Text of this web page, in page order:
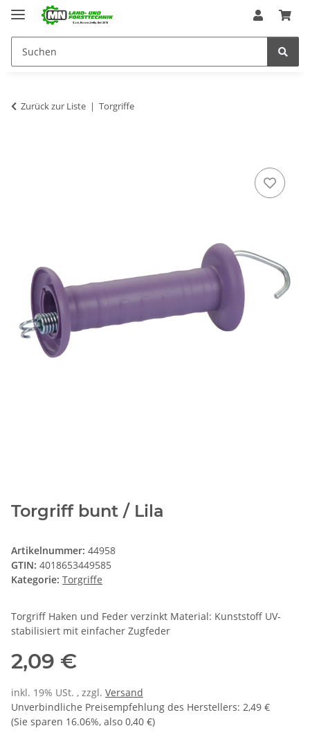
Zurück zur Liste Torgriffe
Torgriff bunt / Lila
Artikelnummer: 44958
GTIN: 4018653449585
Kategorie: Torgriffe
Torgriff Haken und Feder verzinkt Material: Kunststoff UV-
stabilisiert mit einfacher Zugfeder
2,09 €
inkl. 19% USt. , zzgl. Versand
Unverbindliche Preisempfehlung des Herstellers: 2,49 €
(Sie sparen 16.06%, also 0,40 €)